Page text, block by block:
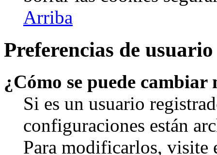
Arriba
Preferencias de
¿Cómo se puede
Si es un usuario
configuraciones están
Para modificarlos, visite